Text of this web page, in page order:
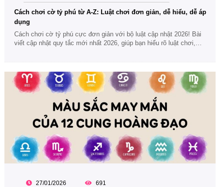
Cách chơi cờ tỷ phú từ A-Z: Luật chơi đơn giản, dễ hiểu, dễ áp
dụng
Cách chơi cờ tỷ phú cực đơn giản với bộ luật cập nhật 2026! Bài
viết cập nhật quy tắc mới nhất 2026, giúp bạn hiểu rõ luật chơi,
27/01/2026 691